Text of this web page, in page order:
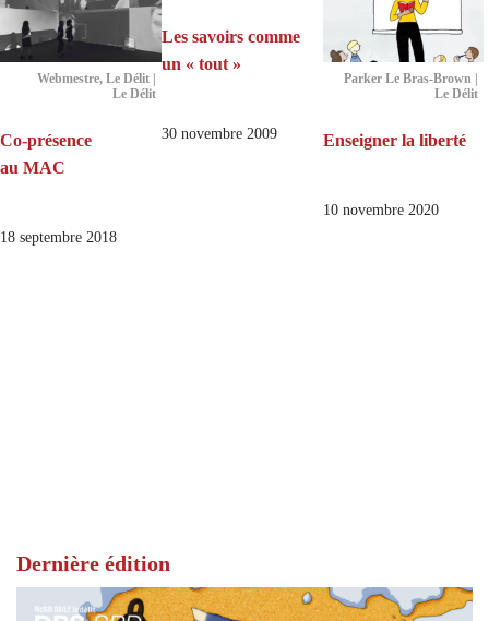
Webmestre, Le Délit |
Le Délit
Co-présence
au MAC
18 septembre 2018
Les savoirs comme
un « tout »
30 novembre 2009
Parker Le Bras-Brown |
Le Délit
Enseigner la liberté
10 novembre 2020
Dernière édition